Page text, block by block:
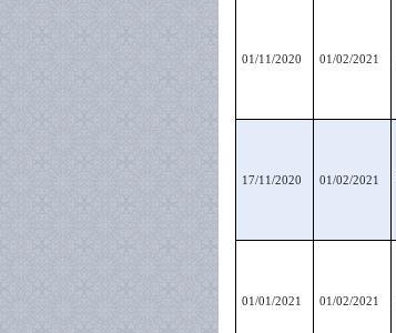
01/11/2020 01/02/2021
17/11/2020 01/02/2021
01/01/2021 01/02/2021